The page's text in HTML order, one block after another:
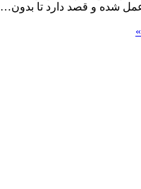
عمل شده و قصد دارد تا بدون…